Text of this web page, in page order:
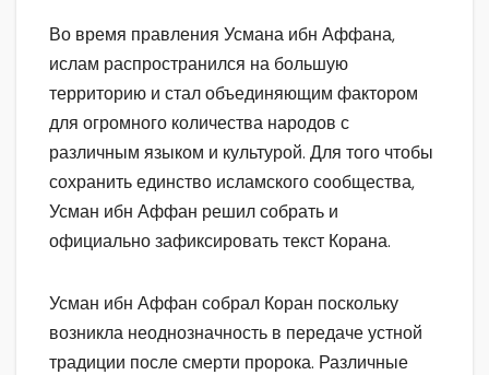
Во время правления Усмана ибн Аффана,
ислам распространился на большую
территорию и стал объединяющим фактором
для огромного количества народов с
различным языком и культурой. Для того чтобы
сохранить единство исламского сообщества,
Усман ибн Аффан решил собрать и
официально зафиксировать текст Корана.
Усман ибн Аффан собрал Коран поскольку
возникла неоднозначность в передаче устной
традиции после смерти пророка. Различные